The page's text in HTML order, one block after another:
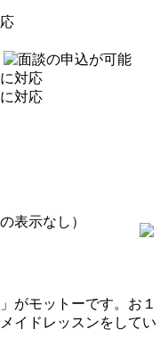
表示なし）
がモットーです。お１
イドレッスンをしてい